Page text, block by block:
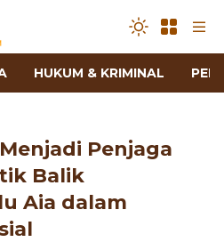
HUKUM & KRIMINAL
Penjaga
Balik
Aia dalam